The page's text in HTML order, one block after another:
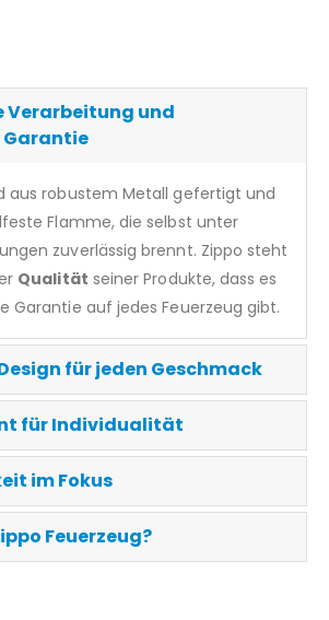
Verarbeitung und
Garantie
aus robustem Metall gefertigt und
Flamme, die selbst unter
zuverlässig brennt. Zippo steht
Qualität seiner Produkte, dass es
Garantie auf jedes Feuerzeug gibt.
für jeden Geschmack
für Individualität
im Fokus
Feuerzeug?